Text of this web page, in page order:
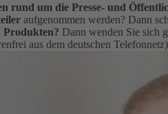
rund um die Presse- und
aufgenommen werden? Dann
Produkten? Dann wenden Sie sich
aus dem deutschen